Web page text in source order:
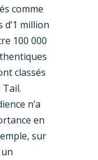
comme
million
100 000
classés
n’a
en
sur